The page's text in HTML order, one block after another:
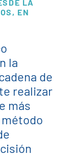
LA
EN
la
de
realizar
más